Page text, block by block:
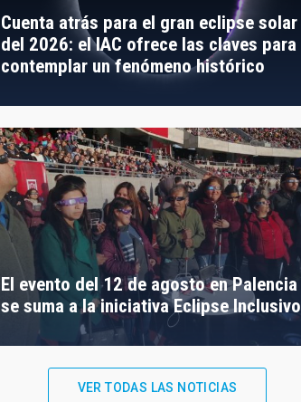
Cuenta atrás para el gran eclipse solar
del 2026: el IAC ofrece las claves para
contemplar un fenómeno histórico
El evento del 12 de agosto en Palencia
se suma a la iniciativa Eclipse Inclusivo
VER TODAS LAS NOTICIAS